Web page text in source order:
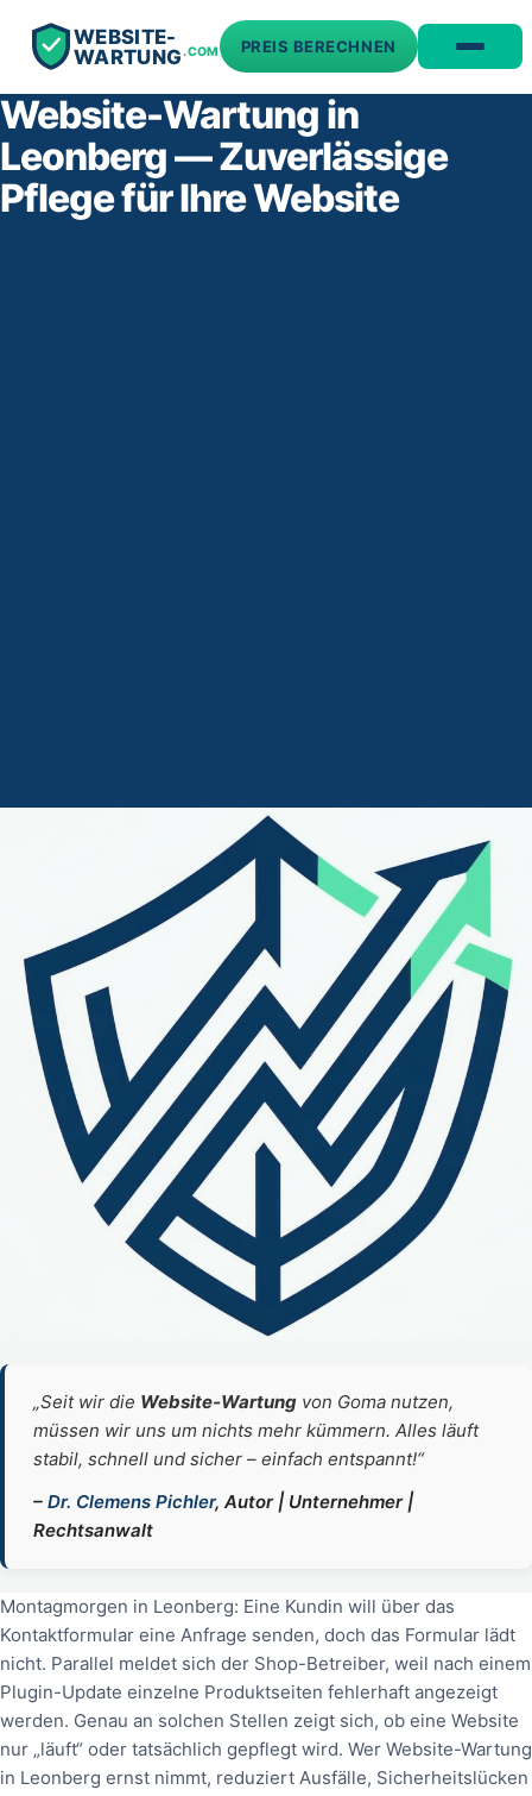
WEBSITE-
WARTUNG.COM PREIS BERECHNEN
Website-Wartung in
Leonberg — Zuverlässige
Pflege für Ihre Website
„Seit wir die Website‑Wartung von Goma nutzen,
müssen wir uns um nichts mehr kümmern. Alles läuft
stabil, schnell und sicher – einfach entspannt!“
– Dr. Clemens Pichler, Autor | Unternehmer |
Rechtsanwalt
Montagmorgen in Leonberg: Eine Kundin will über das
Kontaktformular eine Anfrage senden, doch das Formular lädt
nicht. Parallel meldet sich der Shop-Betreiber, weil nach einem
Plugin-Update einzelne Produktseiten fehlerhaft angezeigt
werden. Genau an solchen Stellen zeigt sich, ob eine Website
nur „läuft“ oder tatsächlich gepflegt wird. Wer Website-Wartung
in Leonberg ernst nimmt, reduziert Ausfälle, Sicherheitslücken